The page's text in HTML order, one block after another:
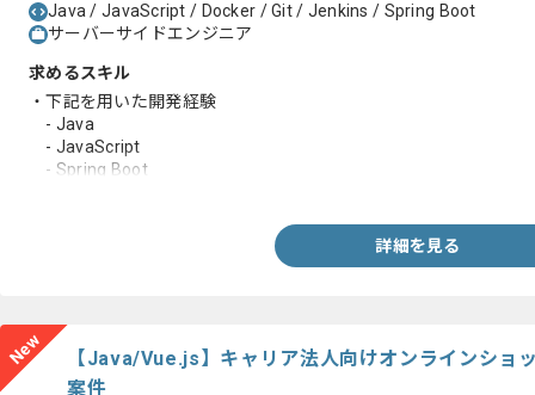
Java / JavaScript / Docker / Git / Jenkins / Spring Boot
サーバーサイドエンジニア
求めるスキル
・下記を用いた開発経験
- Java
- JavaScript
- Spring Boot
詳細を見る
New
【Java/Vue.js】キャリア法人向けオンラインショ
案件